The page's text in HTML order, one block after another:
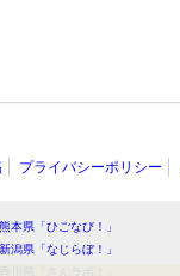
プライバシーポリシー
熊本県「ひごなび！」
新潟県「なじらぼ！」